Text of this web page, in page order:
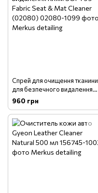
Спрей для очищення тканини
для безпечного видалення
плям SOFT99 Fabric Seat &
Mat Cleaner (02080)
960 грн